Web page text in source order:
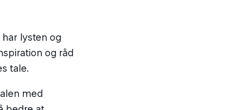
lysten og
og råd
tale.
med